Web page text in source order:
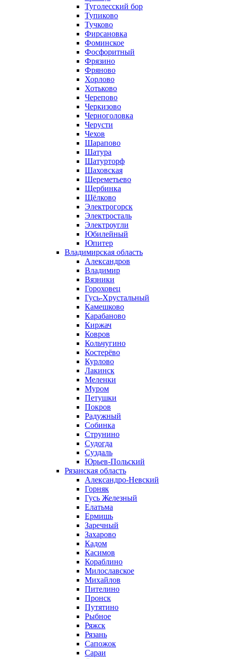
Туголесский бор
Тупиково
Тучково
Фирсановка
Фоминское
Фосфоритный
Фрязино
Фряново
Хорлово
Хотьково
Черепово
Черкизово
Черноголовка
Черусти
Чехов
Шарапово
Шатура
Шатурторф
Шаховская
Шереметьево
Щербинка
Щёлково
Электрогорск
Электросталь
Электроугли
Юбилейный
Юпитер
Владимирская область
Александров
Владимир
Вязники
Гороховец
Гусь-Хрустальный
Камешково
Карабаново
Киржач
Ковров
Кольчугино
Костерёво
Курлово
Лакинск
Меленки
Муром
Петушки
Покров
Радужный
Собинка
Струнино
Судогда
Суздаль
Юрьев-Польский
Рязанская область
Александро-Невский
Горняк
Гусь Железный
Елатьма
Ермишь
Заречный
Захарово
Кадом
Касимов
Кораблино
Милославское
Михайлов
Пителино
Пронск
Путятино
Рыбное
Ряжск
Рязань
Сапожок
Сараи